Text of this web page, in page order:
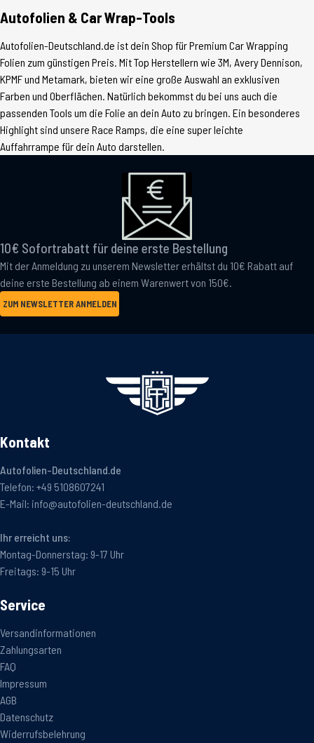
Autofolien & Car Wrap-Tools
Autofolien-Deutschland.de ist dein Shop für Premium Car Wrapping
Folien zum günstigen Preis. Mit Top Herstellern wie 3M, Avery Dennison,
KPMF und Metamark, bieten wir eine große Auswahl an exklusiven
Farben und Oberflächen. Natürlich bekommst du bei uns auch die
passenden Tools um die Folie an dein Auto zu bringen. Ein besonderes
Highlight sind unsere Race Ramps, die eine super leichte
Auffahrrampe für dein Auto darstellen.
10€ Sofortrabatt für deine erste Bestellung
Mit der Anmeldung zu unserem Newsletter erhältst du 10€ Rabatt auf
deine erste Bestellung ab einem Warenwert von 150€.
ZUM NEWSLETTER ANMELDEN
Kontakt
Autofolien-Deutschland.de
Telefon: +49 5108607241
E-Mail: info@autofolien-deutschland.de
Ihr erreicht uns:
Montag-Donnerstag: 9-17 Uhr
Freitags: 9-15 Uhr
Service
Versandinformationen
Zahlungsarten
FAQ
Impressum
AGB
Datenschutz
Widerrufsbelehrung